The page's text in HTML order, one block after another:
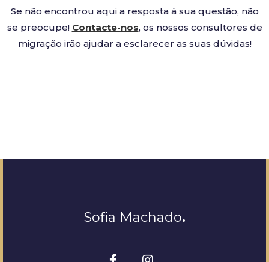
Se não encontrou aqui a resposta à sua questão, não
se preocupe! Contacte-nos, os nossos consultores de
migração irão ajudar a esclarecer as suas dúvidas!
Sofia Machado.